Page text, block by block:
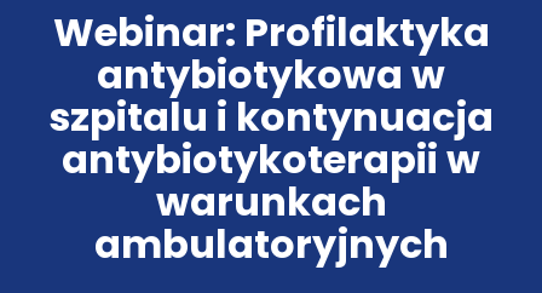
Webinar: Profilaktyka
antybiotykowa w
szpitalu i kontynuacja
antybiotykoterapii w
warunkach
ambulatoryjnych